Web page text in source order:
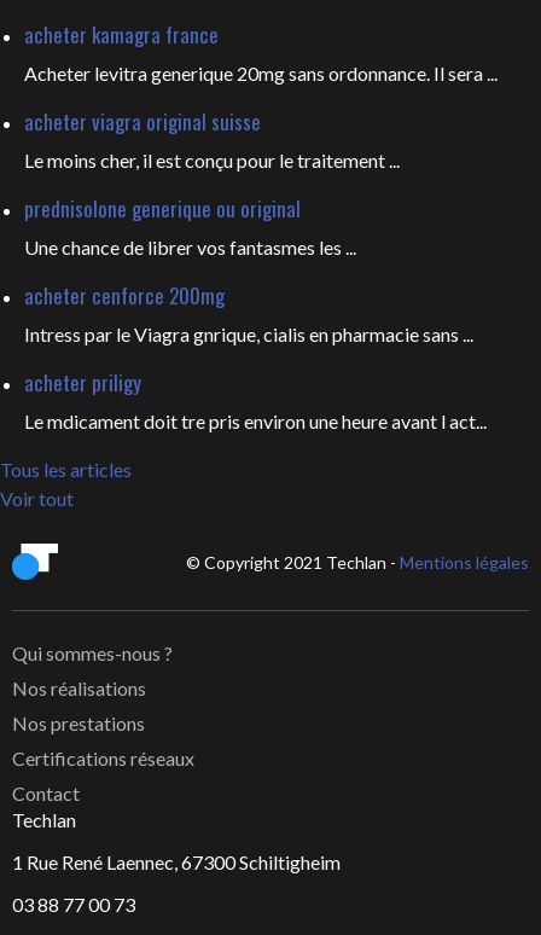
acheter kamagra france
Acheter levitra generique 20mg sans ordonnance. Il sera ...
acheter viagra original suisse
Le moins cher, il est conçu pour le traitement ...
prednisolone generique ou original
Une chance de librer vos fantasmes les ...
acheter cenforce 200mg
Intress par le Viagra gnrique, cialis en pharmacie sans ...
acheter priligy
Le mdicament doit tre pris environ une heure avant l act...
Tous les articles
Voir tout
© Copyright 2021 Techlan - Mentions légales
Qui sommes-nous ?
Nos réalisations
Nos prestations
Certifications réseaux
Contact
Techlan
1 Rue René Laennec, 67300 Schiltigheim
03 88 77 00 73